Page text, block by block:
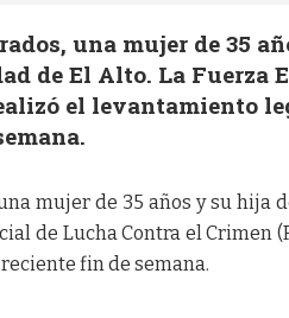
una mujer de 35
de El Alto. La Fuerza
el levantamiento
mujer de 35 años y su hija
de Lucha Contra el Crimen
fin de semana.